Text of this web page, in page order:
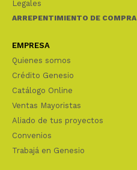
Legales
ARREPENTIMIENTO DE COMPRA
EMPRESA
Quienes somos
Crédito Genesio
Catálogo Online
Ventas Mayoristas
Aliado de tus proyectos
Convenios
Trabajá en Genesio